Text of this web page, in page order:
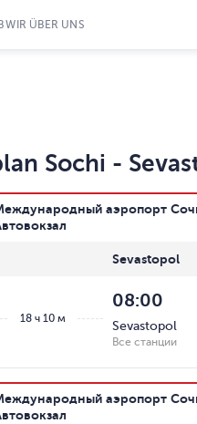
WIR ÜBER UNS
Sochi -
аэропорт
Sevastopol
18 ч 10 м
08:00
Sevastopol
Все станции
аэропорт